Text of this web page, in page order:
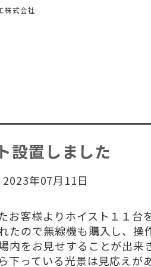
株式会社
設置しました
年07月11日
お客様よりホイスト１１台
たので無線機も購入し、操
内をお見せすることが出来
下っている光景は見応えが